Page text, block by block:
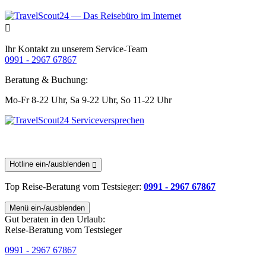
Ihr Kontakt zu unserem Service-Team
0991 - 2967 67867
Beratung & Buchung:
Mo-Fr 8-22 Uhr, Sa 9-22 Uhr, So 11-22 Uhr
Hotline ein-/ausblenden
Top Reise-Beratung vom Testsieger: 0991 - 2967 67867
Menü ein-/ausblenden
Gut beraten in den Urlaub:
Reise-Beratung vom Testsieger
0991 - 2967 67867